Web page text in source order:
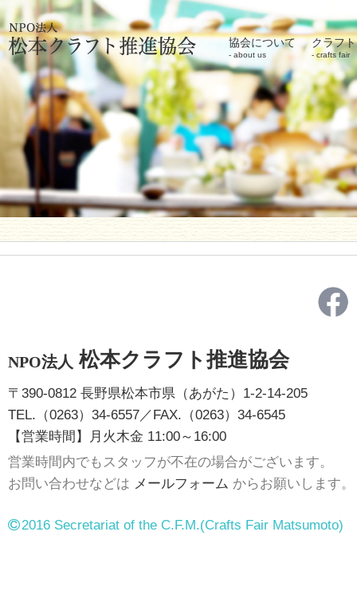
協会について
about us
クラフ
crafts fair
NPO法人 松本クラフト推進協会
〒390-0812 長野県松本市県（あがた）1-2-14-205
TEL.（0263）34-6557／FAX.（0263）34-6545
【営業時間】月火木金 11:00～16:00
営業時間内でもスタッフが不在の場合がございます。
お問い合わせなどは メールフォーム からお願いします。
2016 Secretariat of the C.F.M.(Crafts Fair Matsumoto)